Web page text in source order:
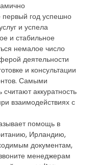
год успешно
и успела
и стабильное
немалое число
деятельности
и консультации
Самыми
аккуратность
взаимодействиях с
помощь в
Ирландию,
документам,
менеджерам